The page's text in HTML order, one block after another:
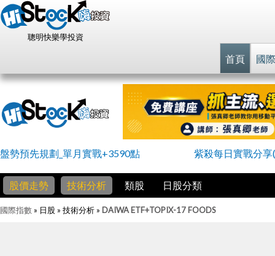
聰明快樂學投資
首頁 國
盤勢預先規劃_單月實戰+3590點 紫殺每日實戰分享
股價走勢 技術分析 類股 日股分類
國際指數 » 日股 » 技術分析 » DAIWA ETF+TOPIX-17 FOODS